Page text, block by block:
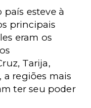
esteve à
principais
eram os
Tarija,
a regiões mais
ter seu poder